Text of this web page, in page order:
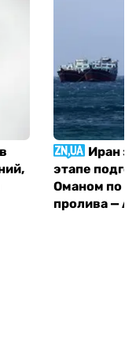
Иран
этапе
Оманом по
пролива —